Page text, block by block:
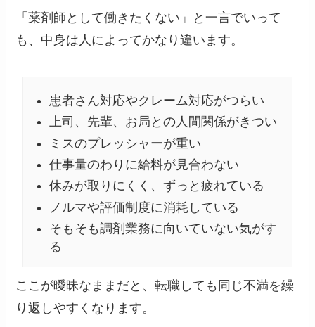
「薬剤師として働きたくない」と一言でいって
も、中身は人によってかなり違います。
患者さん対応やクレーム対応がつらい
上司、先輩、お局との人間関係がきつい
ミスのプレッシャーが重い
仕事量のわりに給料が見合わない
休みが取りにくく、ずっと疲れている
ノルマや評価制度に消耗している
そもそも調剤業務に向いていない気がす
る
ここが曖昧なままだと、転職しても同じ不満を繰
り返しやすくなります。